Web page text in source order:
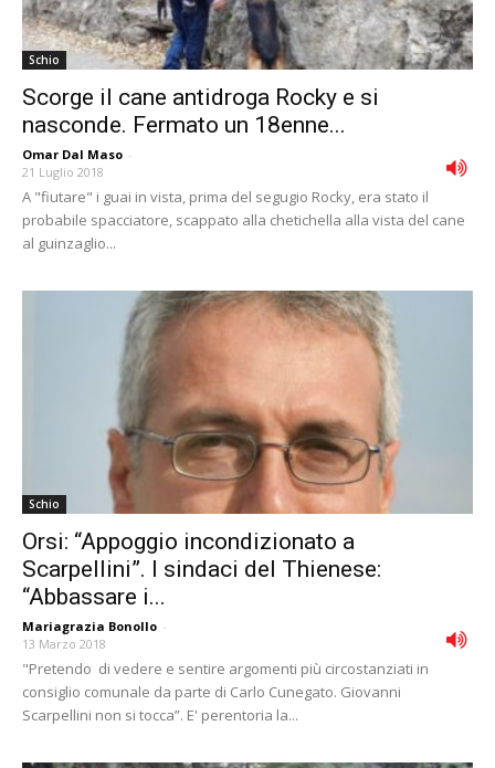
Schio
Scorge il cane antidroga Rocky e si
nasconde. Fermato un 18enne...
Omar Dal Maso -
21 Luglio 2018
A "fiutare" i guai in vista, prima del segugio Rocky, era stato il
probabile spacciatore, scappato alla chetichella alla vista del cane
al guinzaglio...
Schio
Orsi: “Appoggio incondizionato a
Scarpellini”. I sindaci del Thienese:
“Abbassare i...
Mariagrazia Bonollo -
13 Marzo 2018
"Pretendo di vedere e sentire argomenti più circostanziati in
consiglio comunale da parte di Carlo Cunegato. Giovanni
Scarpellini non si tocca”. E' perentoria la...